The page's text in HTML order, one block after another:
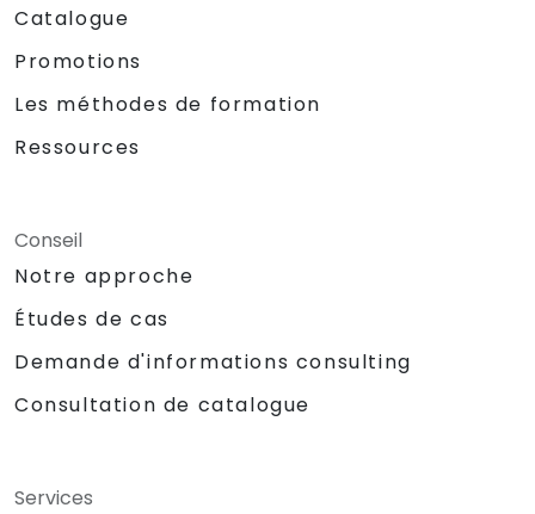
Catalogue
Promotions
Les méthodes de formation
Ressources
Conseil
Notre approche
Études de cas
Demande d'informations consulting
Consultation de catalogue
Services